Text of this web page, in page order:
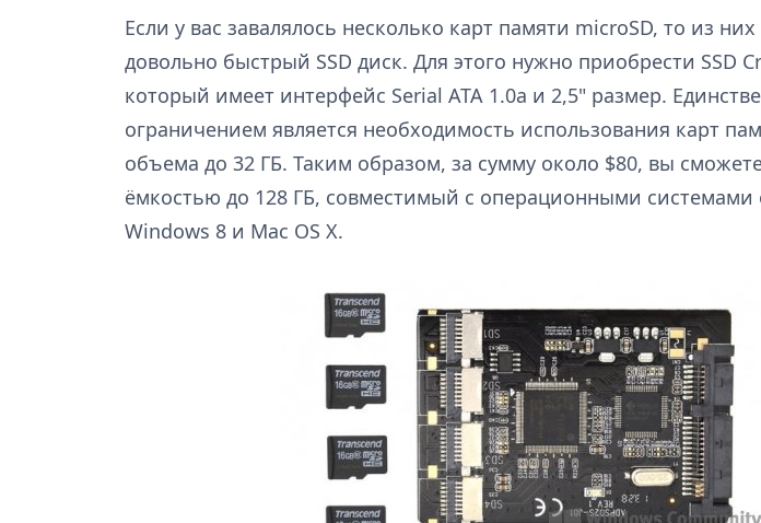
Если у вас завалялось несколько карт памяти microSD, то из
довольно быстрый SSD диск. Для этого нужно приобрести SSD
который имеет интерфейс Serial ATA 1.0a и 2,5" размер.
ограничением является необходимость использования карт
объема до 32 ГБ. Таким образом, за сумму около $80, вы
ёмкостью до 128 ГБ, совместимый с операционными системами
Windows 8 и Mac OS X.